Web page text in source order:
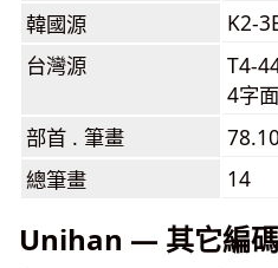
韓國源
K2-
台灣源
T4-
4字面
部首 . 筆畫
總筆畫
14
Unihan — 其它編